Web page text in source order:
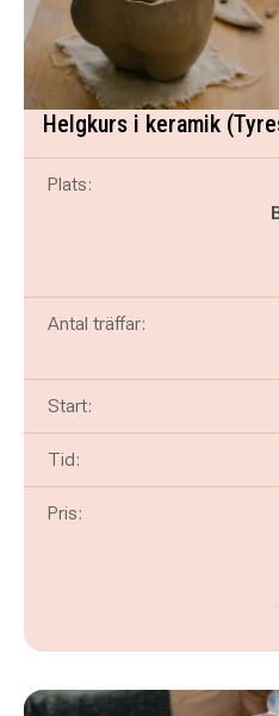
Helgkurs i keramik
Plats:
Antal träffar:
Start:
Tid:
Pris: